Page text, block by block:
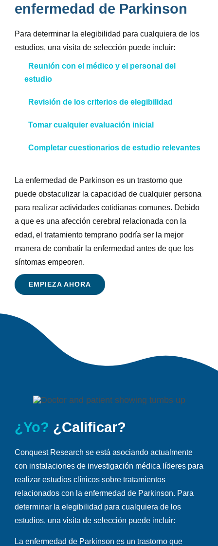
enfermedad de Parkinson
Para determinar la elegibilidad para cualquiera de los
estudios, una visita de selección puede incluir:
Reunión con el médico y el personal del
estudio
Revisión de los criterios de elegibilidad
Tomar cualquier evaluación inicial
Completar cuestionarios de estudio relevantes
La enfermedad de Parkinson es un trastorno que
puede obstaculizar la capacidad de cualquier persona
para realizar actividades cotidianas comunes. Debido
a que es una afección cerebral relacionada con la
edad, el tratamiento temprano podría ser la mejor
manera de combatir la enfermedad antes de que los
síntomas empeoren.
EMPIEZA AHORA
¿Yo? ¿Calificar?
Conquest Research se está asociando actualmente
con instalaciones de investigación médica líderes para
realizar estudios clínicos sobre tratamientos
relacionados con la enfermedad de Parkinson. Para
determinar la elegibilidad para cualquiera de los
estudios, una visita de selección puede incluir:
La enfermedad de Parkinson es un trastorno que